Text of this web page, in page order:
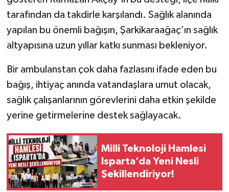
tarafından da takdirle karşılandı. Sağlık alanında
yapılan bu önemli bağışın, Şarkikaraağaç’ın sağlık
altyapısına uzun yıllar katkı sunması bekleniyor.
Bir ambulanstan çok daha fazlasını ifade eden bu
bağış, ihtiyaç anında vatandaşlara umut olacak,
sağlık çalışanlarının görevlerini daha etkin şekilde
yerine getirmelerine destek sağlayacak.
Milli Teknoloji Hamlesi
Isparta’da Yeni Nesli
Şekillendiriyor!
Türkiye
Yerel
İletişim
Künye